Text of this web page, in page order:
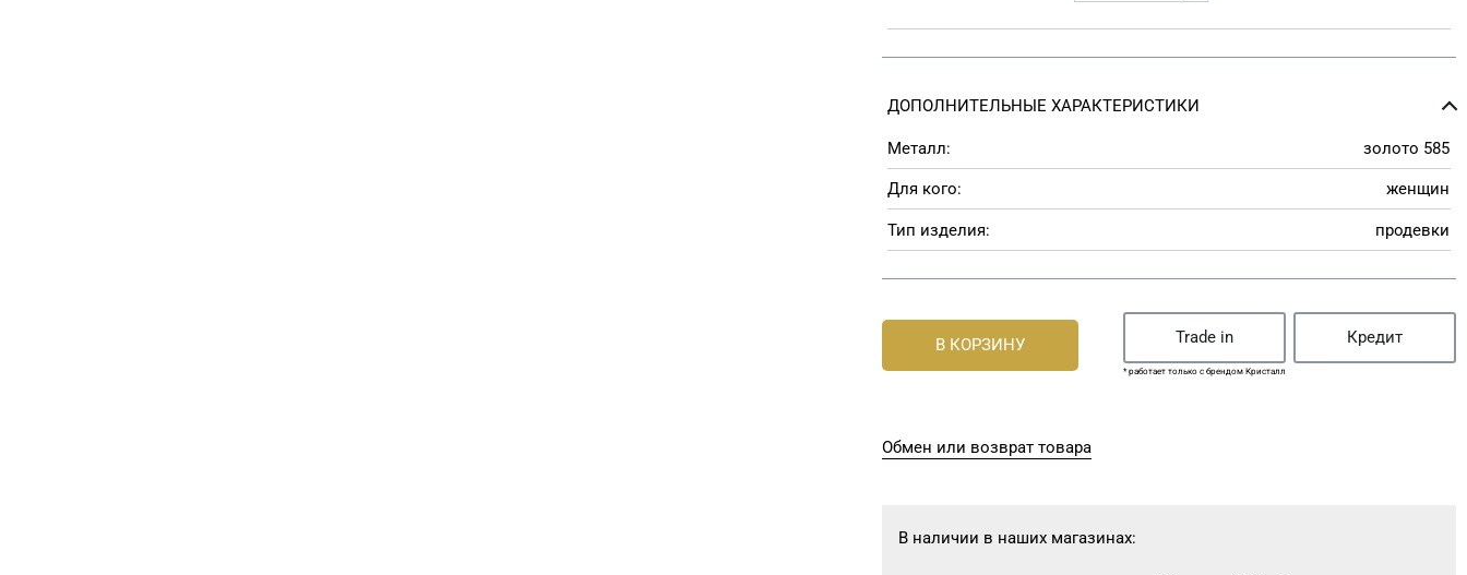
ДОПОЛНИТЕЛЬНЫЕ ХАРАКТЕРИСТИКИ
Металл: золото 585
Для кого: женщин
Тип изделия: продевки
В КОРЗИНУ Trade in Кредит
* работает только с брендом Кристалл
Обмен или возврат товара
В наличии в наших магазинах: